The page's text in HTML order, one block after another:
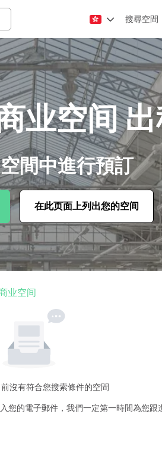
搜尋空間
业空间
間中進行預訂
在此页面上列出您的空间
业空间
沒有符合您搜索條件的空間
您的電子郵件，我們一定第一時間為您跟